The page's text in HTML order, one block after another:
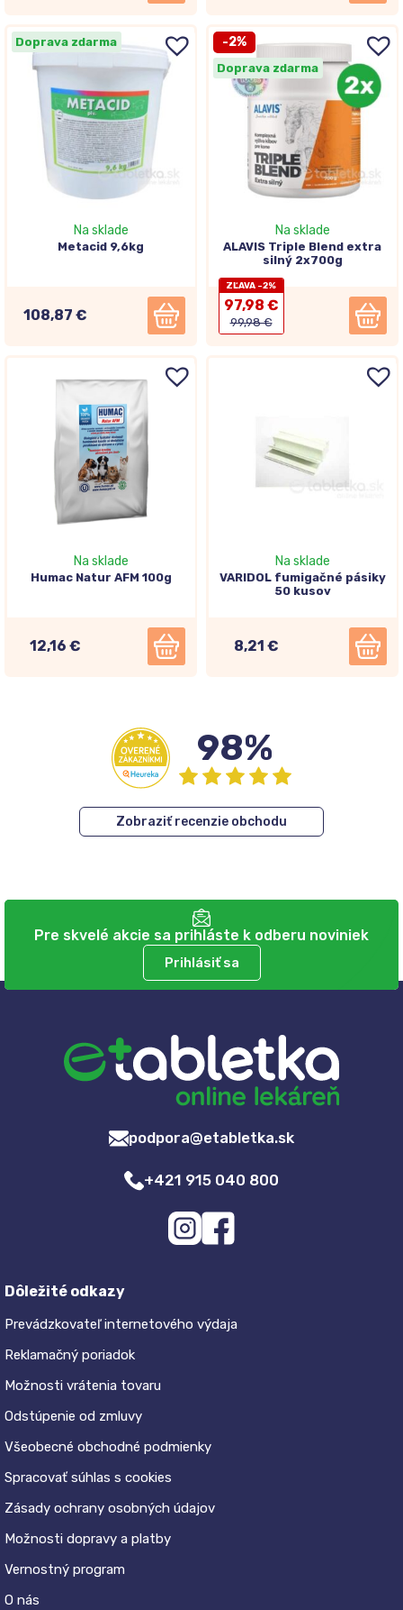
Doprava zdarma
Na sklade
Metacid 9,6kg
108,87 €
-2%
Doprava zdarma
Na sklade
ALAVIS Triple Blend extra
silný 2x700g
ZĽAVA -2%
97,98 €
99,98 €
Na sklade
Humac Natur AFM 100g
12,16 €
Na sklade
VARIDOL fumigačné pásiky
50 kusov
8,21 €
98%
Zobraziť recenzie obchodu
Pre skvelé akcie sa prihláste k odberu noviniek
Prihlásiť sa
podpora@etabletka.sk
+421 915 040 800
Dôležité odkazy
Prevádzkovateľ internetového výdaja
Reklamačný poriadok
Možnosti vrátenia tovaru
Odstúpenie od zmluvy
Všeobecné obchodné podmienky
Spracovať súhlas s cookies
Zásady ochrany osobných údajov
Možnosti dopravy a platby
Vernostný program
O nás